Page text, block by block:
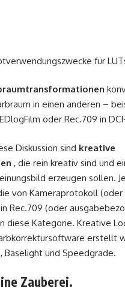
für
in einen anderen –
oder Rec.709 in
Diskussion sind kreative
, die rein kreativ sind und
erzeugen sollen.
von Kameraprotokoll (oder
Rec.709 (oder
diese Kategorie. Kreative
erstellt
Baselight und Speedgrade.
Zauberei.